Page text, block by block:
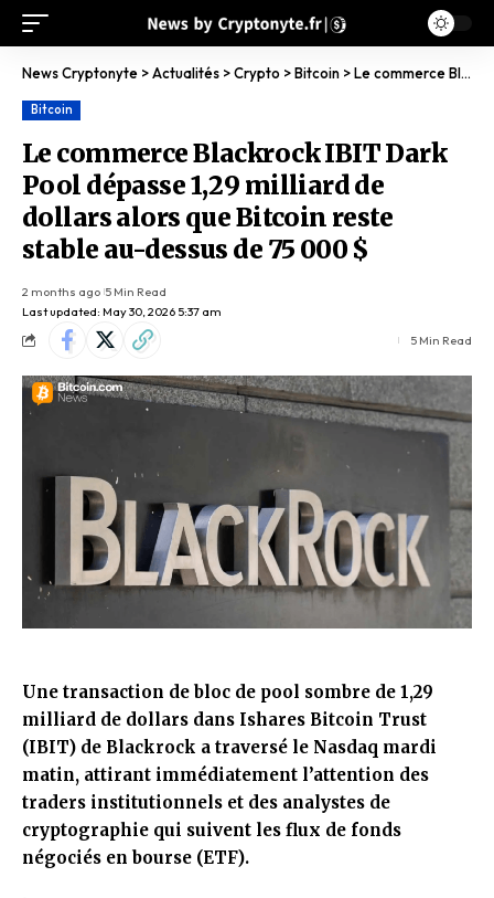
News Cryptonyte >Actualités >Crypto >Bitcoin >Le commerce Blackrock IBIT Dark Pool dépasse 1,29 milliard de dollars alors que Bitcoin reste stable au-dessus de 75 000 $
Bitcoin
Le commerce Blackrock IBIT Dark
Pool dépasse 1,29 milliard de
dollars alors que Bitcoin reste
stable au-dessus de 75 000 $
Last updated: May 30, 2026 5:37 am
2 months ago 5 Min Read
5 Min Read
Une transaction de bloc de pool sombre de 1,29
milliard de dollars dans Ishares Bitcoin Trust
(IBIT) de Blackrock a traversé le Nasdaq mardi
matin, attirant immédiatement l’attention des
traders institutionnels et des analystes de
cryptographie qui suivent les flux de fonds
négociés en bourse (ETF).